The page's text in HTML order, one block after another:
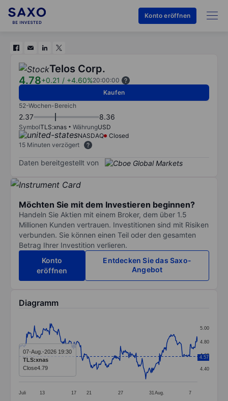
Konto eröffnen
Telos Corp.
4.78+0.21 / +4.60%20:00:00
Kaufen
52-Wochen-Bereich
2.37 8.36
SymbolTLS:xnas WährungUSD
NASDAQ
Closed
15 Minuten verzögert
Daten bereitgestellt von
Möchten Sie mit dem Investieren beginnen?
Handeln Sie Aktien mit einem Broker, dem über 1.5
Millionen Kunden vertrauen. Investitionen sind mit Risiken
verbunden. Sie können einen Teil oder den gesamten
Betrag Ihrer Investition verlieren.
Konto
eröffnen
Entdecken Sie das Saxo-
Angebot
Diagramm
Line chart with 298 data points.
The chart has 1 X axis displaying categories.
The chart has 1 Y axis displaying values. Data
Juli 13 17 21 27 31 Aug. 7
4.40
4.60
4.80
5.00
4.57
07-Aug.-2026 19:30
TLS:xnas
Close4.79